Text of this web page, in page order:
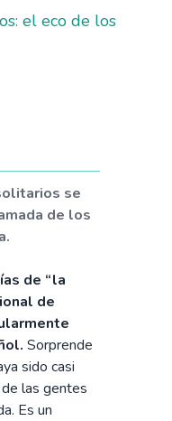
el eco de los
se
de los
de “la
de
Sorprende
sido casi
las gentes
Es un